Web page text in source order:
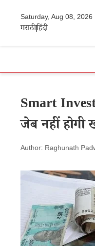
Saturday, Aug 08, 2026
मराठीहिंदी
Smart
जेब नहीं होगी
Author: Raghunath